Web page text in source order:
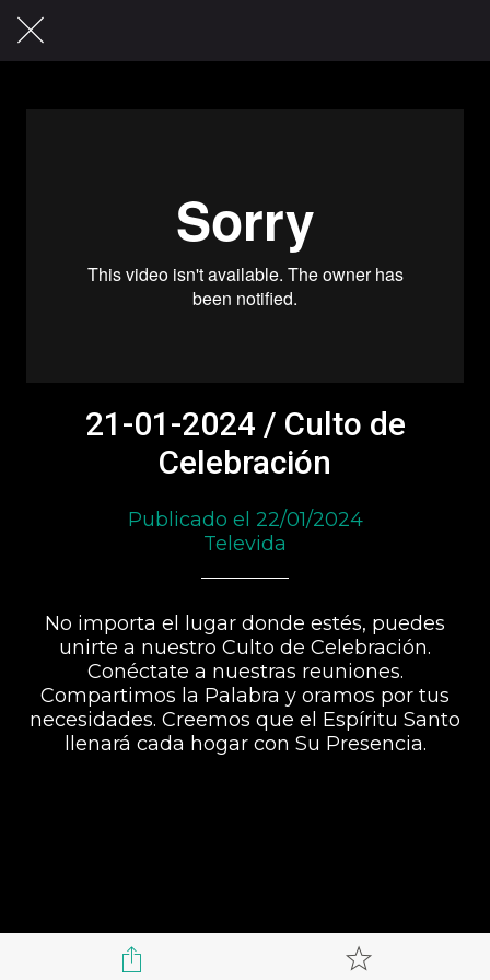
21-01-2024 / Culto de
Celebración
Publicado el 22/01/2024
Televida
No importa el lugar donde estés, puedes
unirte a nuestro Culto de Celebración.
Conéctate a nuestras reuniones.
Compartimos la Palabra y oramos por tus
necesidades. Creemos que el Espíritu Santo
llenará cada hogar con Su Presencia.